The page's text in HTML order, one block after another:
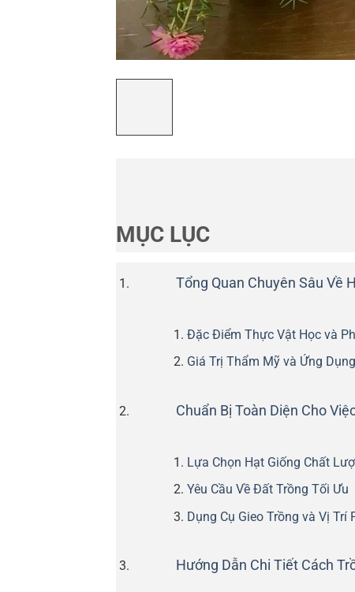
MỤC LỤC
Tổng Quan Chuyên Sâu Về
Đặc Điểm Thực Vật Học và
Giá Trị Thẩm Mỹ và Ứng Dụng
Chuẩn Bị Toàn Diện Cho
Lựa Chọn Hạt Giống Chất
Yêu Cầu Về Đất Trồng Tối Ưu
Dụng Cụ Gieo Trồng và Vị Trí
Hướng Dẫn Chi Tiết Cách